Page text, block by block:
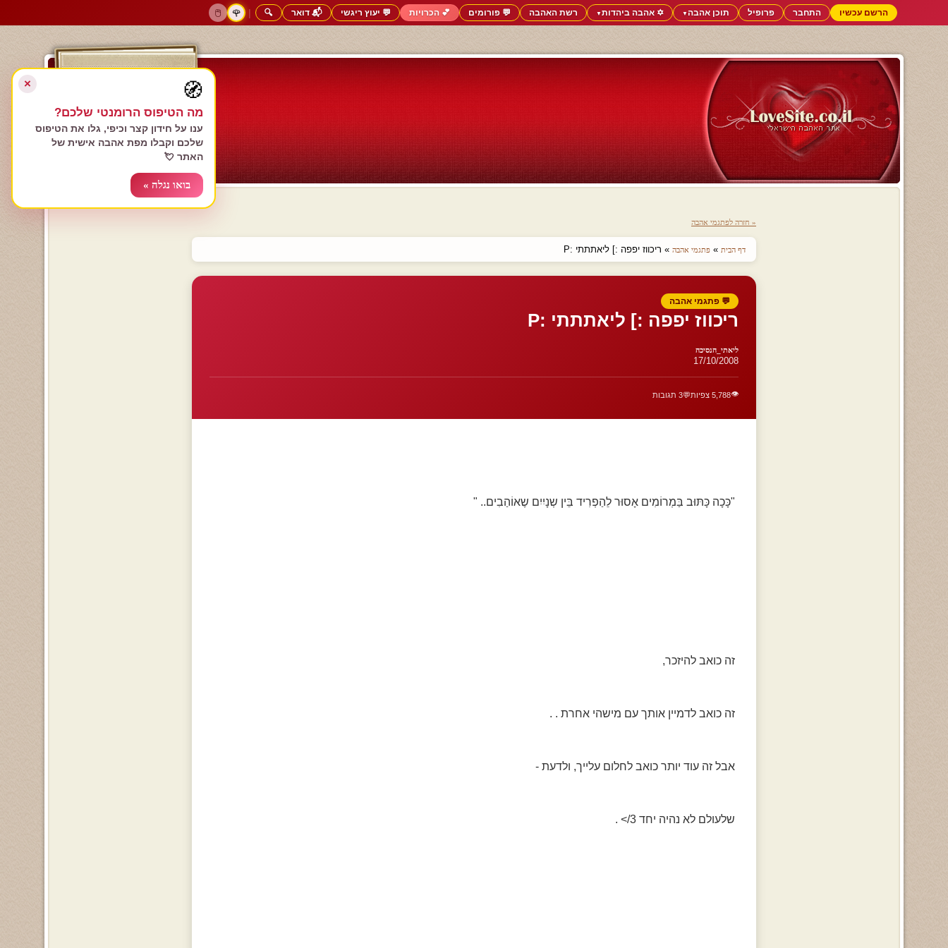
הרשם עכשיו התחבר פרופיל תוכן אהבה▼ ✡️ אהבה ביהדות▼ רשת האהבה 💬 פורומים 💕 הכרויות 💬 יעוץ ריגשי 📬 דואר 🔍
|
🌹
🖱️
הרשם עכשיו
התחבר
« חזרה לפתגמי אהבה
דף הבית » פתגמי אהבה » ריכווז יפפה :] ליאתתתי :P
💬 פתגמי אהבה
ריכווז יפפה :] ליאתתתי :P
ליאתי_הנסיכה
17/10/2008
👁️5,788 צפיות 💬3 תגובות
"כָּכָה כָּתּוּב בַּמְרוֹמִים אָסוּר לֵהַפְרִיד בֵּין שְנָיִיִם שֶאוֹהַבִים.. "
זה כואב להיזכר,
זה כואב לדמיין אותך עם מישהי אחרת . .
אבל זה עוד יותר כואב לחלום עלייך, ולדעת -
שלעולם לא נהיה יחד 3/> .